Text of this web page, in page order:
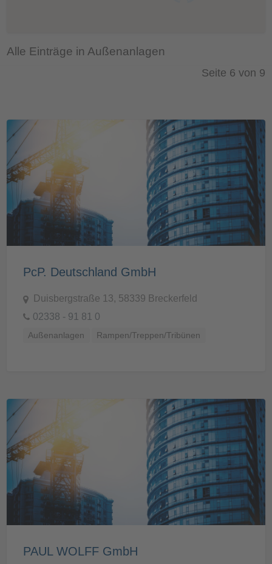
Alle Einträge in Außenanlagen
Seite 6 von 9
PcP. Deutschland GmbH
Duisbergstraße 13, 58339 Breckerfeld
02338 - 91 81 0
Außenanlagen Rampen/Treppen/Tribünen
PAUL WOLFF GmbH